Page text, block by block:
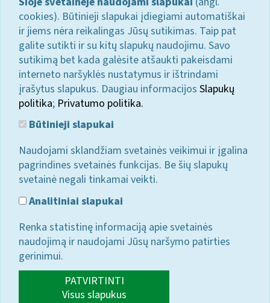
cookies). Būtinieji slapukai įdiegiami automatiškai
ir jiems nėra reikalingas Jūsų sutikimas. Taip pat
galite sutikti ir su kitų slapukų naudojimu. Savo
sutikimą bet kada galėsite atšaukti pakeisdami
interneto naršyklės nustatymus ir ištrindami
įrašytus slapukus. Daugiau informacijos Slapukų
politika; Privatumo politika.
Būtinieji slapukai
Naudojami sklandžiam svetainės veikimui ir įgalina
pagrindines svetainės funkcijas. Be šių slapukų
svetainė negali tinkamai veikti.
Analitiniai slapukai
Renka statistinę informaciją apie svetainės
naudojimą ir naudojami Jūsų naršymo patirties
gerinimui.
PATVIRTINTI
Visus slapukus